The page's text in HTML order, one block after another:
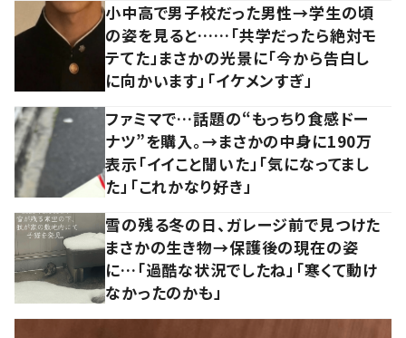
小中高で男子校だった男性→学生の頃
の姿を見ると……「共学だったら絶対モ
テてた」まさかの光景に「今から告白し
に向かいます」「イケメンすぎ」
ファミマで…話題の“もっちり食感ドー
ナツ”を購入。→まさかの中身に190万
表示「イイこと聞いた」「気になってまし
た」「これかなり好き」
雪の残る冬の日、ガレージ前で見つけた
まさかの生き物→保護後の現在の姿
に…「過酷な状況でしたね」「寒くて動け
なかったのかも」